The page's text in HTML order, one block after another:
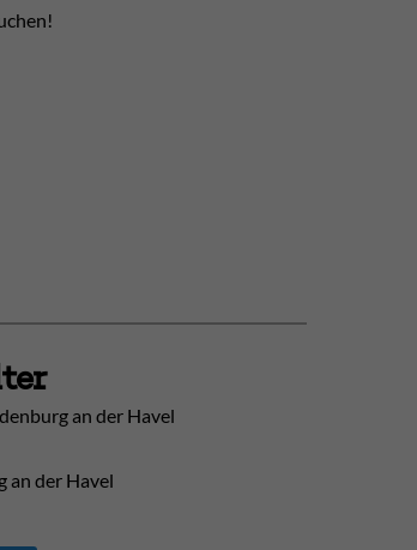
an der Havel
an der Havel